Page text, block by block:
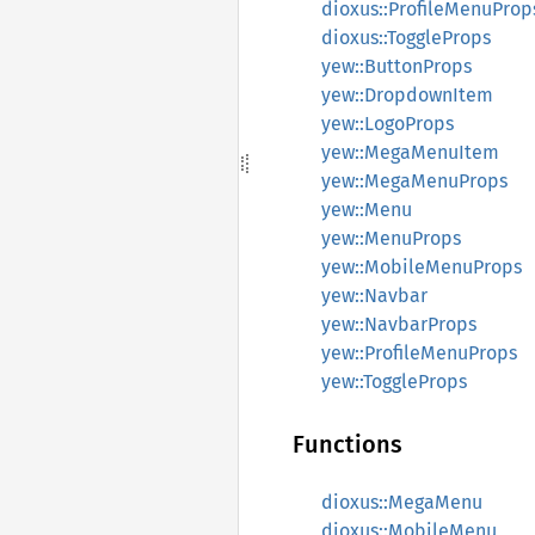
dioxus::ToggleProps
yew::ButtonProps
yew::DropdownItem
yew::LogoProps
yew::MegaMenuItem
yew::MegaMenuProps
yew::Menu
yew::MenuProps
yew::MobileMenuProps
yew::Navbar
yew::NavbarProps
yew::ProfileMenuProps
yew::ToggleProps
Functions
dioxus::MegaMenu